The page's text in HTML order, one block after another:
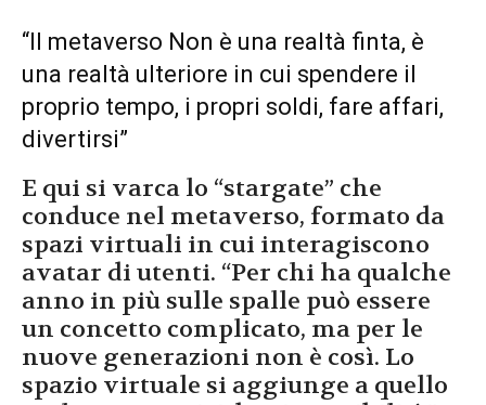
“Il metaverso Non è una realtà finta, è
una realtà ulteriore in cui spendere il
proprio tempo, i propri soldi, fare affari,
divertirsi”
E qui si varca lo “stargate” che
conduce nel metaverso, formato da
spazi virtuali in cui interagiscono
avatar di utenti. “Per chi ha qualche
anno in più sulle spalle può essere
un concetto complicato, ma per le
nuove generazioni non è così. Lo
spazio virtuale si aggiunge a quello